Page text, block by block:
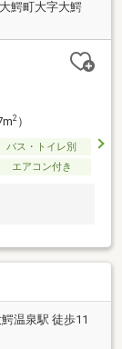
鰐町大字大鰐
2）
バス・トイレ別
エアコン付き
鰐温泉駅 徒歩11